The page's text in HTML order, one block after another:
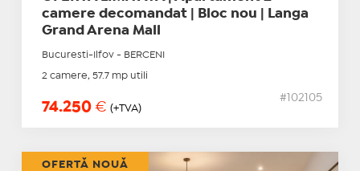
camere decomandat | Bloc nou | Langa
Grand Arena Mall
Bucuresti-Ilfov - BERCENI
2 camere, 57.7 mp utili
74.250 € (+TVA)
#102105
OFERTĂ NOUĂ